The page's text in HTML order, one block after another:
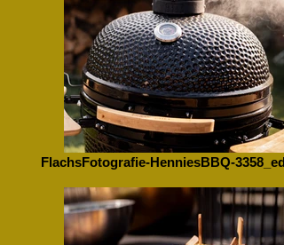
FlachsFotografie-HenniesBBQ-